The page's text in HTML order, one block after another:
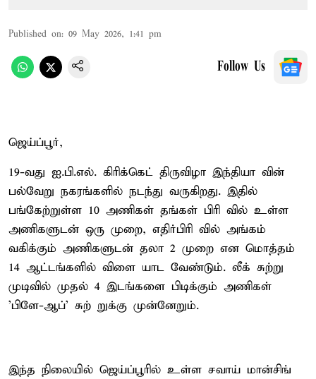
Published on: 09 May 2026, 1:41 pm
Follow Us
ஜெய்ப்பூர்,
19-வது ஐ.பி.எல். கிரிக்கெட் திருவிழா இந்தியா வின்
பல்வேறு நகரங்களில் நடந்து வருகிறது. இதில்
பங்கேற்றுள்ள 10 அணிகள் தங்கள் பிரி வில் உள்ள
அணிகளுடன் ஒரு முறை, எதிர்பிரி வில் அங்கம்
வகிக்கும் அணிகளுடன் தலா 2 முறை என மொத்தம்
14 ஆட்டங்களில் விளை யாட வேண்டும். லீக் சுற்று
முடிவில் முதல் 4 இடங்களை பிடிக்கும் அணிகள்
'பிளே-ஆப்' சுற் றுக்கு முன்னேறும்.
இந்த நிலையில் ஜெய்ப்பூரில் உள்ள சவாய் மான்சிங்